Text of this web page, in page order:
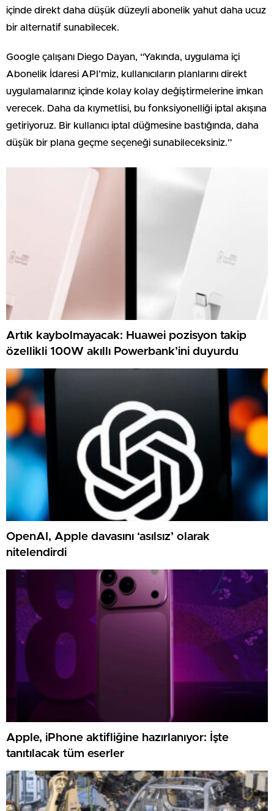
içinde direkt daha düşük düzeyli abonelik yahut daha ucuz
bir alternatif sunabilecek.
Google çalışanı Diego Dayan, “Yakında, uygulama içi
Abonelik İdaresi API’miz, kullanıcıların planlarını direkt
uygulamalarınız içinde kolay kolay değiştirmelerine imkan
verecek. Daha da kıymetlisi, bu fonksiyonelliği iptal akışına
getiriyoruz. Bir kullanıcı iptal düğmesine bastığında, daha
düşük bir plana geçme seçeneği sunabileceksiniz.”
Artık kaybolmayacak: Huawei pozisyon takip
özellikli 100W akıllı Powerbank’ini duyurdu
OpenAI, Apple davasını ‘asılsız’ olarak
nitelendirdi
Apple, iPhone aktifliğine hazırlanıyor: İşte
tanıtılacak tüm eserler